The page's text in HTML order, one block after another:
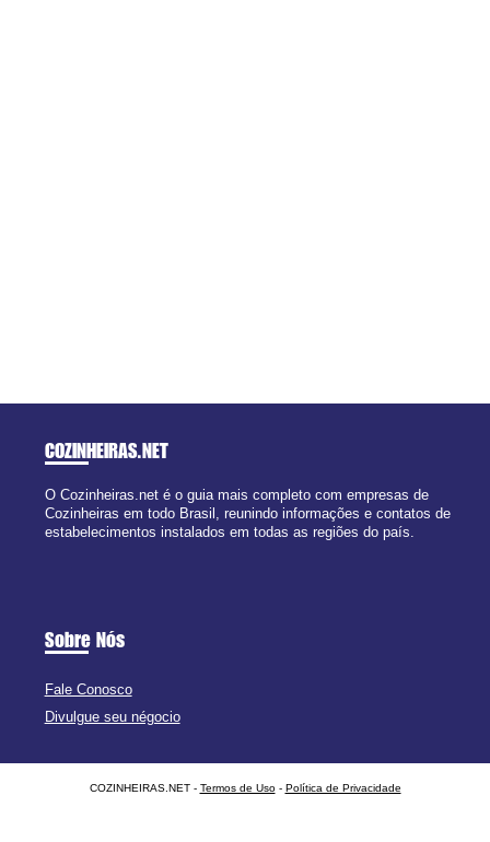
COZINHEIRAS.NET
O Cozinheiras.net é o guia mais completo com empresas de
Cozinheiras em todo Brasil, reunindo informações e contatos de
estabelecimentos instalados em todas as regiões do país.
Sobre Nós
Fale Conosco
Divulgue seu négocio
COZINHEIRAS.NET - Termos de Uso- Política de Privacidade